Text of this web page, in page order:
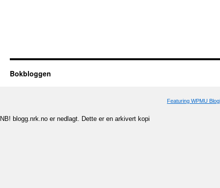
Bokbloggen
Featuring WPMU
NB! blogg.nrk.no er nedlagt. Dette er en arkivert kopi